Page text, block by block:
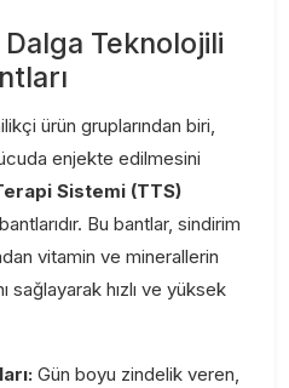
Teknolojili
ürün gruplarından biri,
enjekte edilmesini
Sistemi (TTS)
Bu bantlar, sindirim
vitamin ve minerallerin
sağlayarak hızlı ve yüksek
Gün boyu zindelik veren,